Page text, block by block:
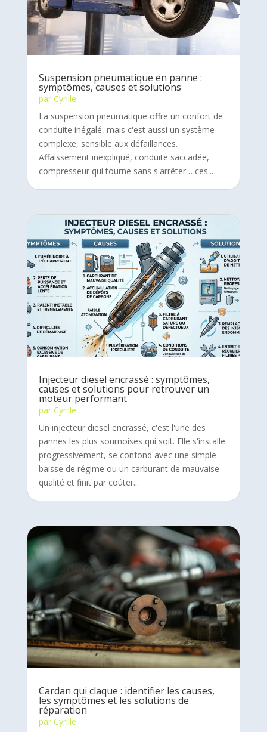
Suspension pneumatique en panne :
symptômes, causes et solutions
par Cyrille
La suspension pneumatique offre un confort de
conduite inégalé, mais c'est aussi un système
complexe, sensible aux défaillances.
Affaissement inexpliqué, conduite saccadée,
compresseur qui tourne sans s'arrêter… ces...
Injecteur diesel encrassé : symptômes,
causes et solutions pour retrouver un
moteur performant
par Cyrille
Un injecteur diesel encrassé, c'est l'une des
pannes les plus sournoises qui soit. Elle s'installe
progressivement, se confond avec une simple
baisse de régime ou un carburant de mauvaise
qualité et finit par coûter...
Cardan qui claque : identifier les causes,
les symptômes et les solutions de
réparation
par Cyrille